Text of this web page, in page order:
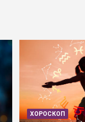
ХОРОСКОП